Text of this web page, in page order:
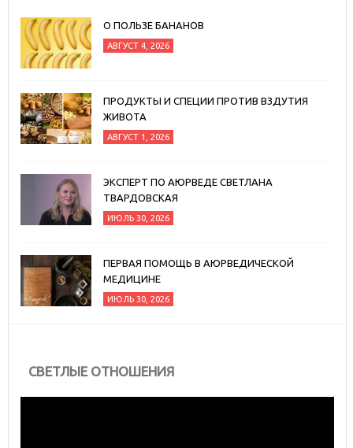
О ПОЛЬЗЕ БАНАНОВ
АВГУСТ 4, 2026
ПРОДУКТЫ И СПЕЦИИ ПРОТИВ ВЗДУТИЯ
ЖИВОТА
АВГУСТ 1, 2026
ЭКСПЕРТ ПО АЮРВЕДЕ СВЕТЛАНА
ТВАРДОВСКАЯ
ИЮЛЬ 30, 2026
ПЕРВАЯ ПОМОЩЬ В АЮРВЕДИЧЕСКОЙ
МЕДИЦИНЕ
ИЮЛЬ 30, 2026
СВЕТЛЫЕ ОТНОШЕНИЯ